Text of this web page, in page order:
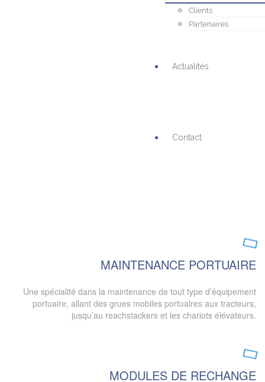
Clients
Partenaires
Actualités
Contact
MAINTENANCE PORTUAIRE
Une spécialité dans la maintenance de tout type d’équipement
portuaire, allant des grues mobiles portuaires aux tracteurs,
jusqu’au reachstackers et les chariots élévateurs.
MODULES DE RECHANGE